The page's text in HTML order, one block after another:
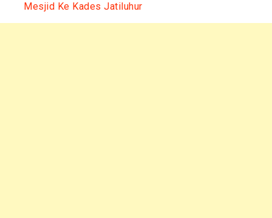
Mesjid Ke Kades Jatiluhur